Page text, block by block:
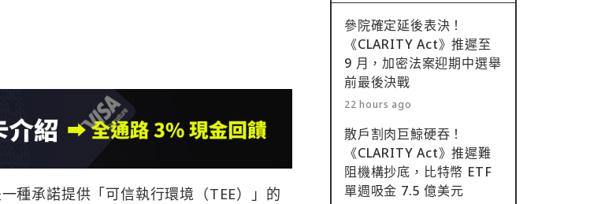
承諾提供「可信執行環境（TEE）」的
參院確定延後表決！
《CLARITY Act》推遲至
9 月，加密法案迎期中選舉
前最後決戰
22 hours ago
散戶割肉巨鯨硬吞！
《CLARITY Act》推遲難
阻機構抄底，比特幣 ETF
單週吸金 7.5 億美元